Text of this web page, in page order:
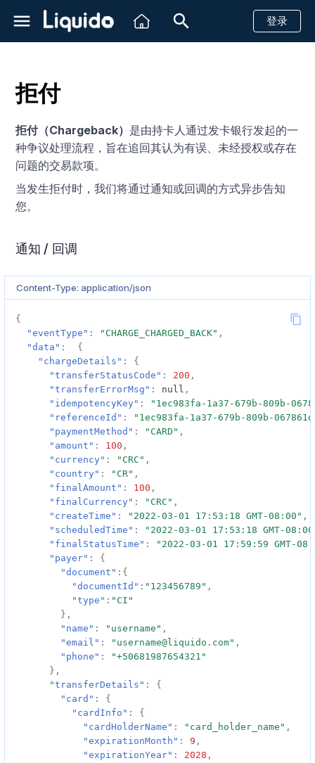
初
始
化
搜
擎
登录
简介
到账时间
沙箱测试
巴西
查询汇款状态
查询汇款状态
查询汇款状态
智利
查询汇款状态
秘鲁
查询汇款状态
创建一个支付请求
PIX
退款
取消未完成的支付
查询支付状态
创建一个支付请求
银行转账
退款
查询支付状态
查询退款状态
创建一个支付请求
PSE转账
退款
获取PSE金融机构列表
查询支付状态
创建一个支付请求
WebPay
现金支付
退款
查询支付状态
查询退款状态
创建一个支付请求
现金支付
退款
查询支付状态
查询退款状态
创建一个支付请求
退款
查询支付状态
查询退款状态
创建一个支付请求
退款
查询支付状态
查询退款状态
创建卡信息
查询卡信息
通知 / 回调
字段说明
对象说明
Payer 对象字段说明
明
card对象字段说明
CardInfo对象字段说明
Chargeback Info
Category
Reason Code
创建一个支付请求
退款
查询支付状态
查询退款状态
创建一个支付请求
退款
查询支付状态
查询退款状态
创建一个支付请求
退款
查询支付状态
查询退款状态
创建一个支付请求
退款
查询支付状态
查询退款状态
创建一个支付请求
退款
查询支付状态
查询退款状态
创建一个支付请求
退款
查询支付状态
查询退款状态
创建一个支付请求
退款
查询支付状态
查询退款状态
创建一个支付请求
退款
查询支付状态
查询退款状态
创建一个支付请求
退款
查询支付状态
查询退款状态
计划ID
查询单个计划
查询所有计划
创建方案
创建多目的方案
查询单个方案
简介
创建虚拟账号
获取虚拟账号信息
关闭虚拟账户
简介
快速开始
参考文档
简介
API 查询支付链接详情
仪表板
Shopify
Magento2
VTEX
简介
Http状态码
银行相关状态码
WhatsApp状态码
查看账户实时余额
查询账单数据
子商户
查询多个子账户余额
带风控信息的汇款
带风控信息的收款
简介
发送消息 付款成功提醒
客户支持
回复消息
拒付
拒付（Chargeback） 是由持卡人通过发卡银行发起的一
种争议处理流程，旨在追回其认为有误、未经授权或存在
问题的交易款项。
当发生拒付时，我们将通过通知或回调的方式异步告知
您。
通知 / 回调
Content-Type: application/json
{
"eventType" : "CHARGE_CHARGED_BACK" ,
"data" :
{
"chargeDetails" :
{
"transferStatusCode" : 200 ,
"transferErrorMsg" : null ,
"idempotencyKey" :
"1ec983fa-1a37-679b-809b-
"referenceId" :
"1ec983fa-1a37-679b-809b-
"paymentMethod" : "CARD" ,
"amount" : 100 ,
"currency" : "CRC" ,
"country" : "CR" ,
"finalAmount" : 100 ,
"finalCurrency" : "CRC" ,
"createTime" : "2022-03-01 17:53:18 GMT-08:00" ,
"scheduledTime" :
"2022-03-01 17:53:18 GMT-
"finalStatusTime" :
"2022-03-01 17:59:59 GMT-
"payer" :
{
"document" :{
"documentId" : "123456789" ,
"type" : "CI"
},
"name" : "username" ,
"email" : "username@liquido.com" ,
"phone" :
"+50681987654321"
},
"transferDetails" :
{
"card" :
{
"cardInfo" :
{
"cardHolderName" : "card_holder_name" ,
"expirationMonth" : 9 ,
"expirationYear" : 2028 ,